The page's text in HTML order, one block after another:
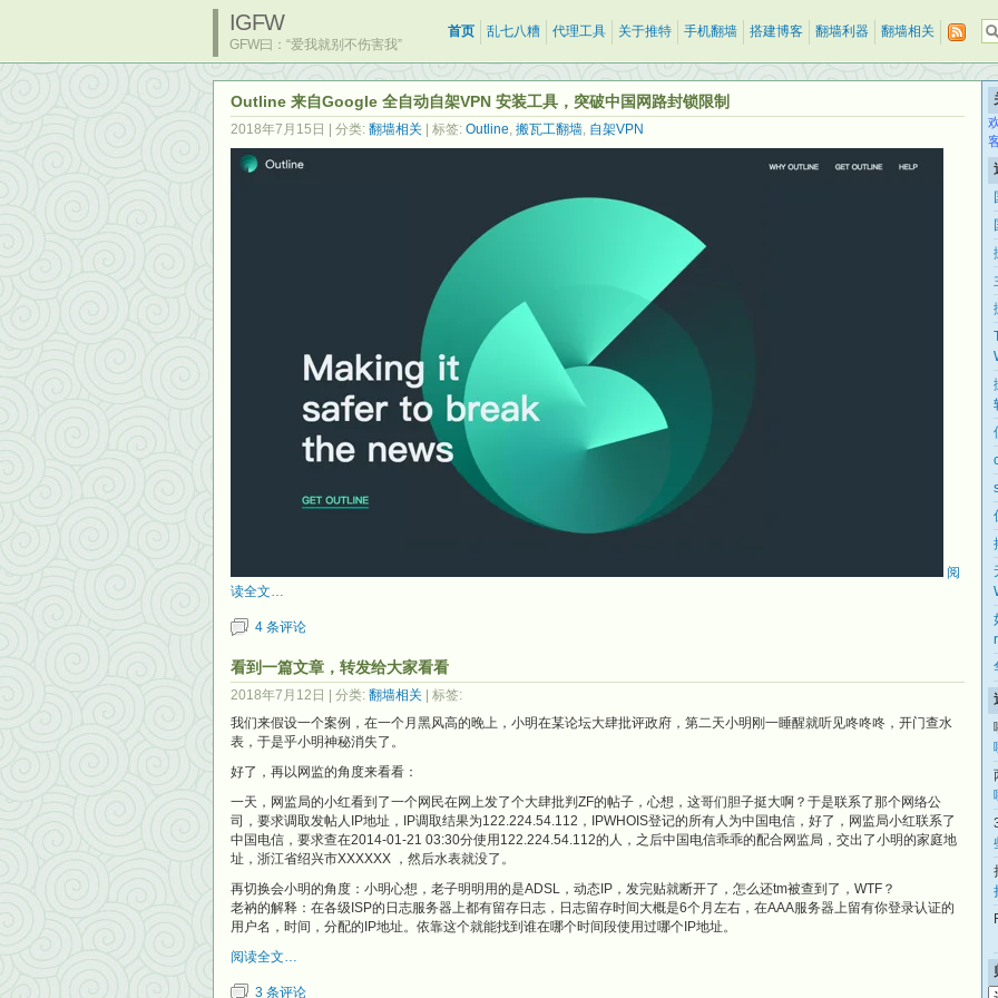
IGFW
GFW曰：“爱我就别不伤害我”
首页 乱七八糟 代理工具 关于推特 手机翻墙 搭建博客 翻墙利器 翻墙相关
Outline 来自Google 全自动自架VPN 安装工具，突破中国网路封锁限制
2018年7月15日 | 分类: 翻墙相关 | 标签: Outline, 搬瓦工翻墙, 自架VPN
阅
读全文…
4 条评论
看到一篇文章，转发给大家看看
2018年7月12日 | 分类: 翻墙相关
| 标签:
我们来假设一个案例，在一个月黑风高的晚上，小明在某论坛大肆批评政府，第二天小明刚一睡醒就听见咚咚咚，开门查水
表，于是乎小明神秘消失了。
好了，再以网监的角度来看看：
一天，网监局的小红看到了一个网民在网上发了个大肆批判ZF的帖子，心想，这哥们胆子挺大啊？于是联系了那个网络公
司，要求调取发帖人IP地址，IP调取结果为122.224.54.112，IPWHOIS登记的所有人为中国电信，好了，网监局小红联系了
中国电信，要求查在2014-01-21 03:30分使用122.224.54.112的人，之后中国电信乖乖的配合网监局，交出了小明的家庭地
址，浙江省绍兴市XXXXXX ，然后水表就没了。
再切换会小明的角度：小明心想，老子明明用的是ADSL，动态IP，发完贴就断开了，怎么还tm被查到了，WTF？
老衲的解释：在各级ISP的日志服务器上都有留存日志，日志留存时间大概是6个月左右，在AAA服务器上留有你登录认证的
用户名，时间，分配的IP地址。依靠这个就能找到谁在哪个时间段使用过哪个IP地址。
阅读全文…
3 条评论